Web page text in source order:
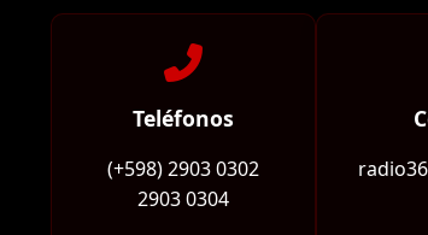
Teléfonos
(+598) 2903 0302
2903 0304